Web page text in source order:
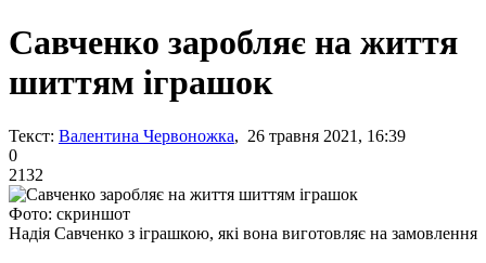
Савченко заробляє на життя
шиттям іграшок
Текст: Валентина Червоножка, 26 травня 2021, 16:39
0
2132
Фото: скриншот
Надія Савченко з іграшкою, які вона виготовляє на замовлення